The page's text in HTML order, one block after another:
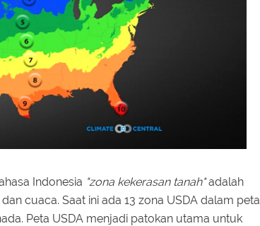
Indonesia "zona kekerasan tanah"adalah
cuaca. Saat ini ada 13 zona USDA dalam peta
Peta USDA menjadi patokan utama untuk